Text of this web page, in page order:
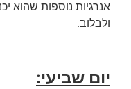
אנרגיות נוספות שהוא
ולבלוב.
יום שביעי: